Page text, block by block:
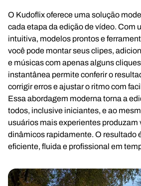
O Kudoflix oferece uma solução
cada etapa da edição de vídeo. Com
intuitiva, modelos prontos e
você pode montar seus clipes,
e músicas com apenas alguns
instantânea permite conferir o
corrigir erros e ajustar o ritmo com
Essa abordagem moderna torna a
todos, inclusive iniciantes, e ao
usuários mais experientes produzam
dinâmicos rapidamente. O resultado
eficiente, fluida e profissional em